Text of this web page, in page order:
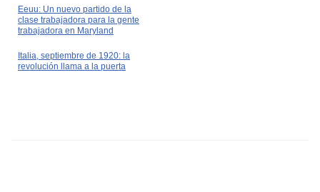
Eeuu: Un nuevo partido de la
clase trabajadora para la gente
trabajadora en Maryland
Italia, septiembre de 1920: la
revolución llama a la puerta